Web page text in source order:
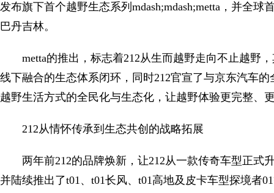
发布旗下首个越野生态系列mdash;mdash;metta，并全球
巴丹吉林。
metta的推出，标志着212从生而越野走向不止越野
线下融合的生态体系闭环，同时212官宣了与京东汽车
越野生活方式的全民化与生态化，让越野体验更完整、
212从情怀传承到生态共创的战略拓展
两年前212的品牌焕新，让212从一款传奇车型正式
并陆续推出了t01、t01长风、t01高地及皮卡车型探境者